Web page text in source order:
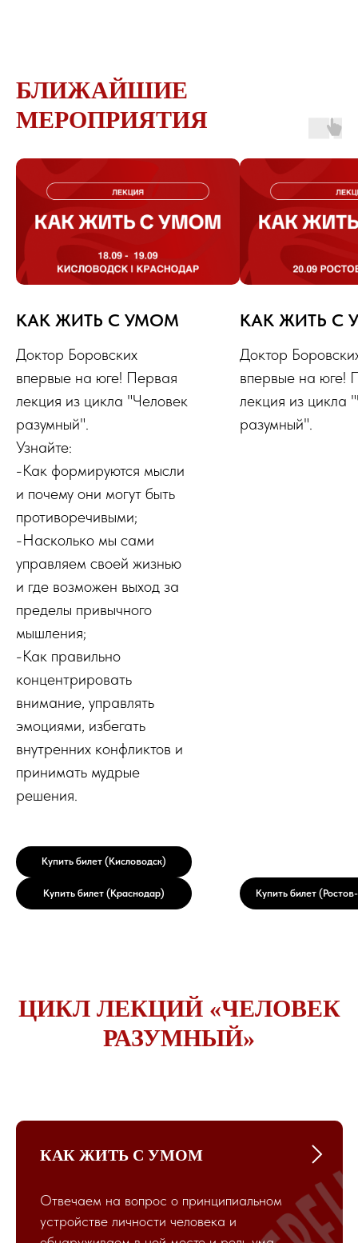
БЛИЖАЙШИЕ
МЕРОПРИЯТИЯ
КАК ЖИТЬ С УМОМ
Доктор Боровских
впервые на юге! Первая
лекция из цикла "Человек
разумный".
Узнайте:
-Как формируются мысли
и почему они могут быть
противоречивыми;
-Насколько мы сами
управляем своей жизнью
и где возможен выход за
пределы привычного
мышления;
-Как правильно
концентрировать
внимание, управлять
эмоциями, избегать
внутренних конфликтов и
принимать мудрые
решения.
Купить билет (Кисловодск)
Купить билет (Краснодар)
КАК ЖИТЬ С
Доктор
впервые на юге!
лекция из цикла
разумный".
Купить билет
ЦИКЛ ЛЕКЦИЙ «ЧЕЛОВЕК
РАЗУМНЫЙ»
КАК ЖИТЬ С УМОМ
Отвечаем на вопрос о принципиальном
устройстве личности человека и